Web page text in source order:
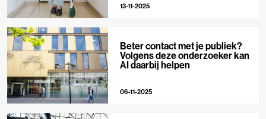
13-11-2025
Beter contact met je publiek?
Volgens deze onderzoeker kan
AI daarbij helpen
06-11-2025